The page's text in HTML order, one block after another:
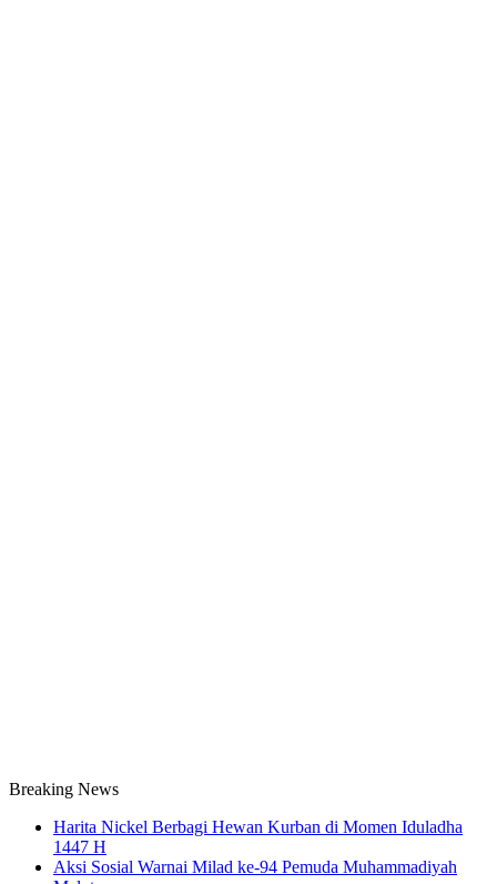
Breaking News
Harita Nickel Berbagi Hewan Kurban di Momen Iduladha
1447 H
Aksi Sosial Warnai Milad ke-94 Pemuda Muhammadiyah